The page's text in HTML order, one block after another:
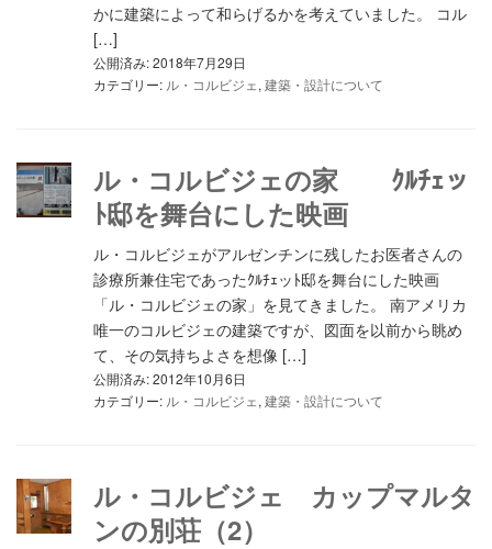
かに建築によって和らげるかを考えていました。 コル
[…]
公開済み: 2018年7月29日
カテゴリー: ル・コルビジェ, 建築・設計について
ル・コルビジェの家 ｸﾙﾁｪッ
ﾄ邸を舞台にした映画
ル・コルビジェがアルゼンチンに残したお医者さんの
診療所兼住宅であったｸﾙﾁｪッﾄ邸を舞台にした映画
「ル・コルビジェの家」を見てきました。 南アメリカ
唯一のコルビジェの建築ですが、図面を以前から眺め
て、その気持ちよさを想像 […]
公開済み: 2012年10月6日
カテゴリー: ル・コルビジェ, 建築・設計について
ル・コルビジェ カップマルタ
ンの別荘（2）